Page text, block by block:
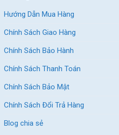
Hướng Dẫn Mua Hàng
Chính Sách Giao Hàng
Chính Sách Bảo Hành
Chính Sách Thanh Toán
Chính Sách Bảo Mật
Chính Sách Đổi Trả Hàng
Blog chia sẻ